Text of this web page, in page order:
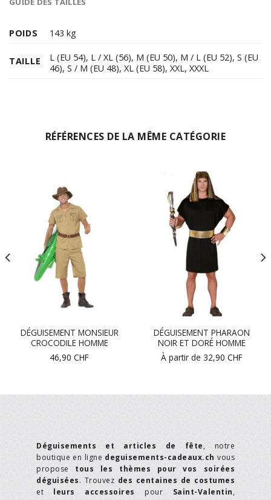
POIDS 143 kg
TAILLE L (EU 54), L / XL (56), M (EU 50), M / L (EU 52),S (EU
46),S / M (EU 48),XL (EU 58),XXL,XXXL
RÉFÉRENCES DE LA MÊME CATÉGORIE
DÉGUISEMENT MONSIEUR
CROCODILE HOMME
46,90 CHF
DÉGUISEMENT PHARAON
NOIR ET DORÉ HOMME
À partir de 32,90 CHF
Déguisements et articles de fête, notre
boutique en ligne deguisements-cadeaux.ch vous
propose tous les thèmes pour vos soirées
déguisées. Trouvez des centaines de costumes
et leurs accessoires pour Saint-Valentin,